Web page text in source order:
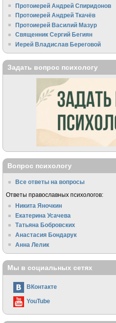
Протоиерей Андрей Спиридонов
Протоиерей Андрей Ткачёв
Протоиерей Василий Мазур
Священник Сергий Бегиян
Иерей Владислав Береговой
Задать вопрос психологу
Вопрос психологу
Все ответы на вопросы
Ответы православных психологов:
Никита Яночкин
Екатерина Усачева
Татьяна Бобровских
Анастасия Бондарук
Анна Лелик
Мы в социальных сетях
ВКонтакте
YouTube